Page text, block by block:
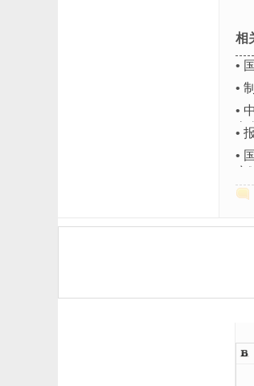
相
•
•
•
•
•